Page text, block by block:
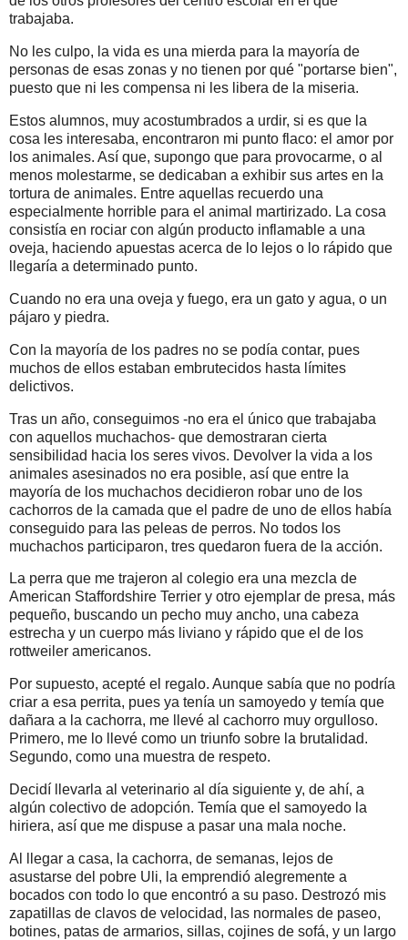
trabajaba.
No les culpo, la vida es una mierda para la mayoría de
personas de esas zonas y no tienen por qué "portarse bien",
puesto que ni les compensa ni les libera de la miseria.
Estos alumnos, muy acostumbrados a urdir, si es que la
cosa les interesaba, encontraron mi punto flaco: el amor por
los animales. Así que, supongo que para provocarme, o al
menos molestarme, se dedicaban a exhibir sus artes en la
tortura de animales. Entre aquellas recuerdo una
especialmente horrible para el animal martirizado. La cosa
consistía en rociar con algún producto inflamable a una
oveja, haciendo apuestas acerca de lo lejos o lo rápido que
llegaría a determinado punto.
Cuando no era una oveja y fuego, era un gato y agua, o un
pájaro y piedra.
Con la mayoría de los padres no se podía contar, pues
muchos de ellos estaban embrutecidos hasta límites
delictivos.
Tras un año, conseguimos -no era el único que trabajaba
con aquellos muchachos- que demostraran cierta
sensibilidad hacia los seres vivos. Devolver la vida a los
animales asesinados no era posible, así que entre la
mayoría de los muchachos decidieron robar uno de los
cachorros de la camada que el padre de uno de ellos había
conseguido para las peleas de perros. No todos los
muchachos participaron, tres quedaron fuera de la acción.
La perra que me trajeron al colegio era una mezcla de
American Staffordshire Terrier y otro ejemplar de presa, más
pequeño, buscando un pecho muy ancho, una cabeza
estrecha y un cuerpo más liviano y rápido que el de los
rottweiler americanos.
Por supuesto, acepté el regalo. Aunque sabía que no podría
criar a esa perrita, pues ya tenía un samoyedo y temía que
dañara a la cachorra, me llevé al cachorro muy orgulloso.
Primero, me lo llevé como un triunfo sobre la brutalidad.
Segundo, como una muestra de respeto.
Decidí llevarla al veterinario al día siguiente y, de ahí, a
algún colectivo de adopción. Temía que el samoyedo la
hiriera, así que me dispuse a pasar una mala noche.
Al llegar a casa, la cachorra, de semanas, lejos de
asustarse del pobre Uli, la emprendió alegremente a
bocados con todo lo que encontró a su paso. Destrozó mis
zapatillas de clavos de velocidad, las normales de paseo,
botines, patas de armarios, sillas, cojines de sofá, y un largo